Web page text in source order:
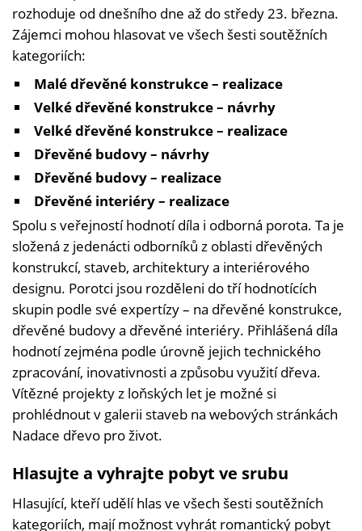
rozhoduje od dnešního dne až do středy 23. března.
Zájemci mohou hlasovat ve všech šesti soutěžních
kategoriích:
Malé dřevěné konstrukce – realizace
Velké dřevěné konstrukce – návrhy
Velké dřevěné konstrukce – realizace
Dřevěné budovy – návrhy
Dřevěné budovy – realizace
Dřevěné interiéry – realizace
Spolu s veřejností hodnotí díla i odborná porota. Ta je
složená z jedenácti odborníků z oblasti dřevěných
konstrukcí, staveb, architektury a interiérového
designu. Porotci jsou rozděleni do tří hodnotících
skupin podle své expertízy – na dřevěné konstrukce,
dřevěné budovy a dřevěné interiéry. Přihlášená díla
hodnotí zejména podle úrovně jejich technického
zpracování, inovativnosti a způsobu využití dřeva.
Vítězné projekty z loňských let je možné si
prohlédnout v galerii staveb na webových stránkách
Nadace dřevo pro život.
Hlasujte a vyhrajte pobyt ve srubu
Hlasující, kteří udělí hlas ve všech šesti soutěžních
kategoriích, mají možnost vyhrát romantický pobyt